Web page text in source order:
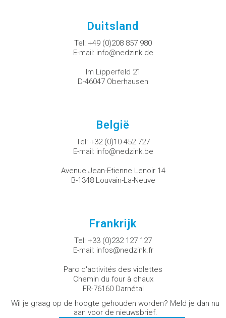
Duitsland
Tel: +49 (0)208 857 980
E-mail: info@nedzink.de
Im Lipperfeld 21
D-46047 Oberhausen
België
Tel: +32 (0)10 452 727
E-mail: info@nedzink.be
Avenue Jean-Etienne Lenoir 14
B-1348 Louvain-La-Neuve
Frankrijk
Tel: +33 (0)232 127 127
E-mail: infos@nedzink.fr
Parc d'activités des violettes
Chemin du four à chaux
FR-76160 Darnétal
Wil je graag op de hoogte gehouden worden? Meld je dan nu
aan voor de nieuwsbrief.